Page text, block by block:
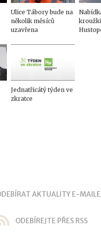
Ulice Tábory bude na
několik měsíců
uzavřena
Jednatřicátý týden ve
zkratce
AKTUALITY E-
ODEBÍREJTE PŘES RSS